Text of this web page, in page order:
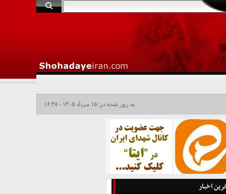
به روز شده در: ۱۵ مرداد ۱۴۰۵ - ۱۶:۴۸
اخبار